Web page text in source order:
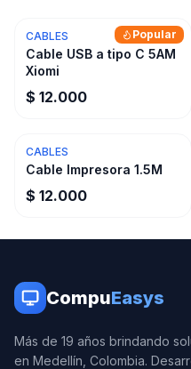
Popular
CABLES
Cable USB a tipo C 5AM
Xiomi
$ 12.000
CABLES
Cable Impresora 1.5M
$ 12.000
CompuEasys
Más de 19 años brindando
en Medellín, Colombia.